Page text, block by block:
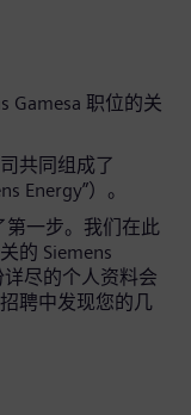
Gamesa 职位的关
共同组成了
Energy”）。
第一步。我们在此
的 Siemens
尽的个人资料会
聘中发现您的几